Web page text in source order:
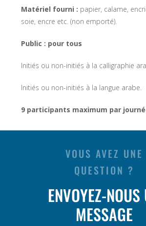
Matériel fourni : papier, calame,
soie, encre etc. (non emporté).
Public : pour tous
Initiés ou non-initiés à la calligraphie
Initiés ou non-initiés à la langue arabe.
9 participants maximum par
VOUS AVEZ UNE
QUESTION ?
ENVOYEZ-NOUS
MESSAGE